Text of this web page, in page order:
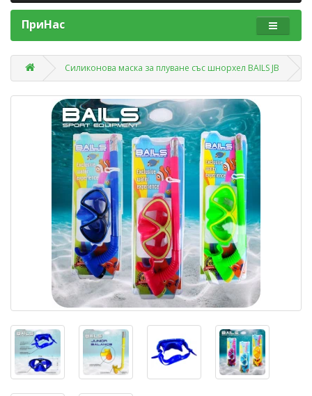
ПриНас
Силиконова маска за плуване със шнорхел BAILS JB